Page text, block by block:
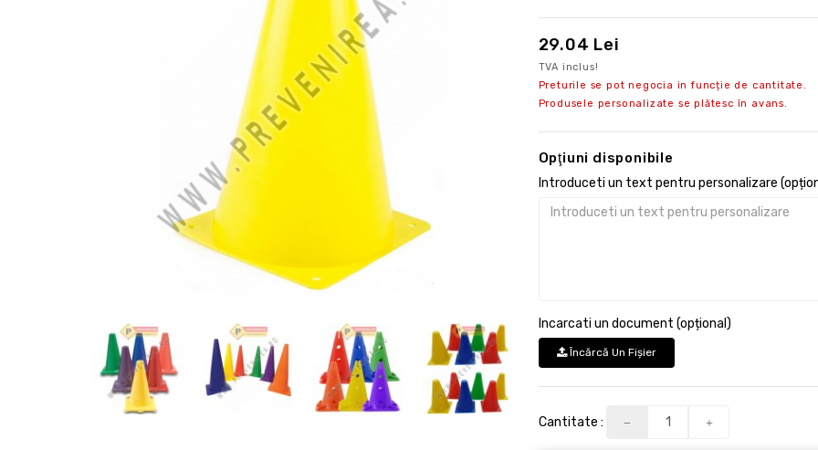
29.04 Lei
TVA inclus!
Preturile se pot negocia in funcție de cantitate.
Produsele personalizate se plătesc în avans.
Opţiuni disponibile
Introduceti un text pentru personalizare
Incarcati un document (opțional)
Încărcă Un Fişier
Cantitate :